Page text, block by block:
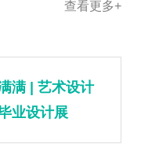
查看更多+
满 | 艺术设计
业设计展